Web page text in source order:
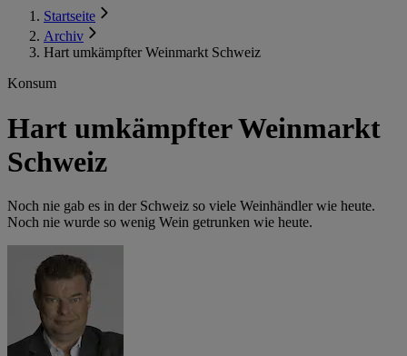
Startseite
Archiv
Hart umkämpfter Weinmarkt Schweiz
Konsum
Hart umkämpfter Weinmarkt
Schweiz
Noch nie gab es in der Schweiz so viele Weinhändler wie heute.
Noch nie wurde so wenig Wein getrunken wie heute.